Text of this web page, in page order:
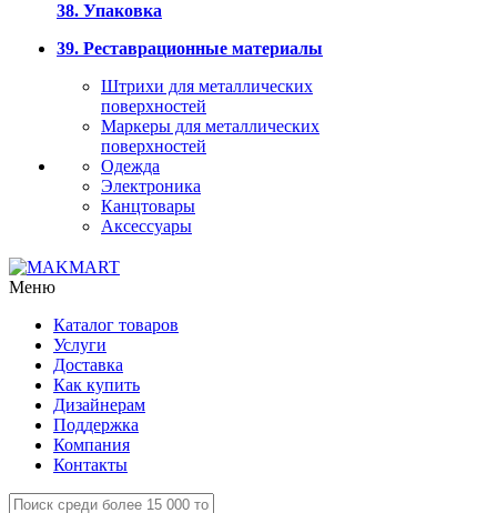
38. Упаковка
39. Реставрационные материалы
Штрихи для металлических
поверхностей
Маркеры для металлических
поверхностей
Одежда
Электроника
Канцтовары
Аксессуары
Меню
Каталог товаров
Услуги
Доставка
Как купить
Дизайнерам
Поддержка
Компания
Контакты